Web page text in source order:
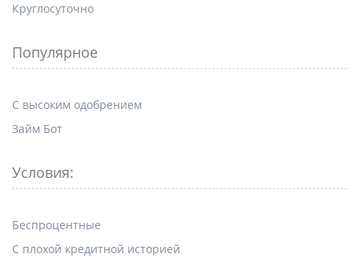
Круглосуточно
Популярное
С высоким одобрением
Займ Бот
Условия:
Беспроцентные
С плохой кредитной историей